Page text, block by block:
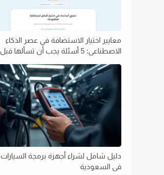
معايير اختيار الاستضافة في عصر الذكاء
الاصطناعي: 5 أسئلة يجب أن تسألها قبل
في السعودية